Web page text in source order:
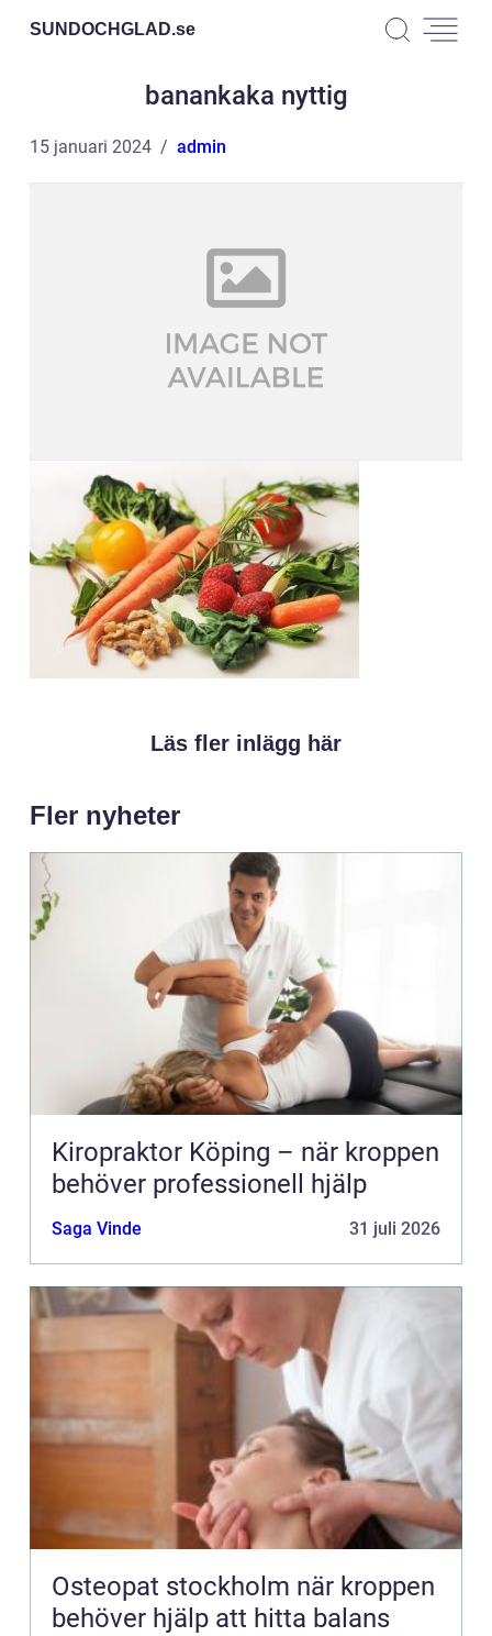
SUNDOCHGLAD.se
banankaka nyttig
15 januari 2024 admin
Läs fler inlägg här
Fler nyheter
Kiropraktor Köping – när kroppen
behöver professionell hjälp
Saga Vinde 31 juli 2026
Osteopat stockholm när kroppen
behöver hjälp att hitta balans